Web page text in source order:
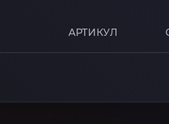
АРТИКУЛ